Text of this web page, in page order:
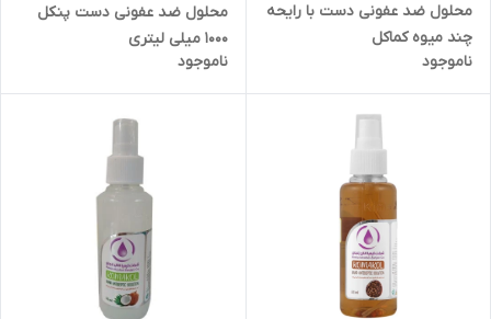
محلول ضد عفونی دست با رایحه
چند میوه کماکل
ناموجود
محلول ضد عفونی دست پنکل
1000 میلی لیتری
ناموجود